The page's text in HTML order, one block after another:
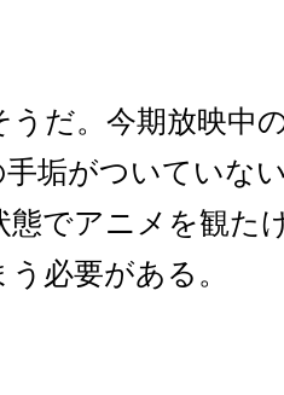
うだ。今期放映中
垢がついていな
態でアニメを観た
必要がある。